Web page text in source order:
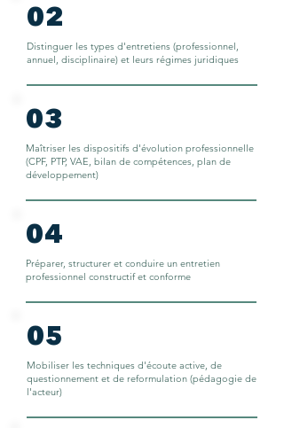
02
Distinguer les types d'entretiens (professionnel,
annuel, disciplinaire) et leurs régimes juridiques
03
Maîtriser les dispositifs d'évolution professionnelle
(CPF, PTP, VAE, bilan de compétences, plan de
développement)
04
Préparer, structurer et conduire un entretien
professionnel constructif et conforme
05
Mobiliser les techniques d'écoute active, de
questionnement et de reformulation (pédagogie de
l'acteur)